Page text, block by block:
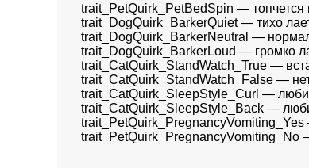
trait_PetQuirk_PetBedSpin — топчется
trait_DogQuirk_BarkerQuiet — тихо
trait_DogQuirk_BarkerNeutral —
trait_DogQuirk_BarkerLoud — громко
trait_CatQuirk_StandWatch_True —
trait_CatQuirk_StandWatch_False —
trait_CatQuirk_SleepStyle_Curl —
trait_CatQuirk_SleepStyle_Back —
trait_PetQuirk_PregnancyVomiting_No